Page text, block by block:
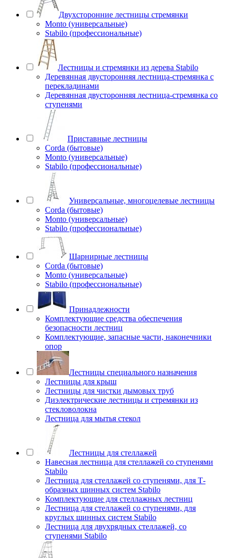
Двухсторонние лестницы стремянки
Monto (универсальные)
Stabilo (профессиональные)
Лестницы и стремянки из дерева Stabilo
Деревянная двусторонняя лестница-стремянка с
перекладинами
Деревянная двусторонняя лестница-стремянка со
ступенями
Приставные лестницы
Corda (бытовые)
Monto (универсальные)
Stabilo (профессиональные)
Универсальные, многоцелевые лестницы
Corda (бытовые)
Monto (универсальные)
Stabilo (профессиональные)
Шарнирные лестницы
Corda (бытовые)
Monto (универсальные)
Stabilo (профессиональные)
Принадлежности
Комплектующие средства обеспечения
безопасности лестниц
Комплектующие, запасные части, наконечники
опор
Лестницы специального назначения
Лестницы для крыш
Лестницы для чистки дымовых труб
Диэлектрические лестницы и стремянки из
стекловолокна
Лестница для мытья стекол
Лестницы для стеллажей
Навесная лестница для стеллажей со ступенями
Stabilo
Лестница для стеллажей со ступенями, для Т-
образных шинных систем Stabilo
Комплектующие для стеллажных лестниц
Лестница для стеллажей со ступенями, для
круглых шинных систем Stabilo
Лестница для двухрядных стеллажей, со
ступенями Stabilo